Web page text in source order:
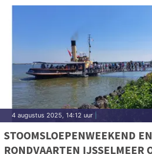
4 augustus 2025, 14:12 uur
STOOMSLOEPENWEEKEND EN
RONDVAARTEN IJSSELMEER